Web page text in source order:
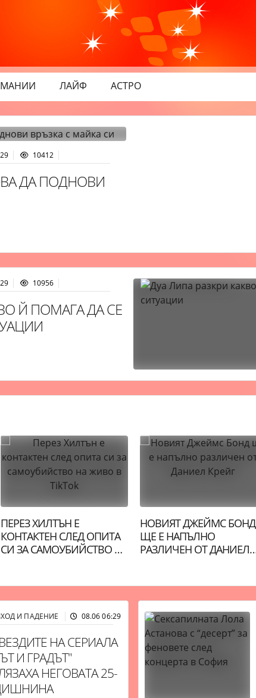
МАНИИ ЛАЙФ АСТРО
10412
ДА ПОДНОВИ
10956
Й ПОМАГА ДА СЕ
ПЕРЕЗ ХИЛТЪН Е
КОНТАКТЕН СЛЕД ОПИТА
СИ ЗА САМОУБИЙСТВО НА
НОВИЯТ ДЖЕЙМС БОНД
ЩЕ Е НАПЪЛНО
РАЗЛИЧЕН ОТ ДАНИЕЛ
И ПАДЕНИЕ 08.06 06:29 10868
НА СЕРИАЛА
И ГРАДЪТ"
НЕГОВАТА 25-